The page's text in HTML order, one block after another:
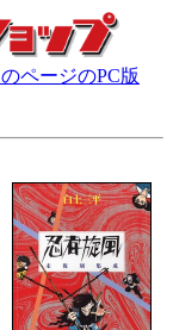
ページのPC版